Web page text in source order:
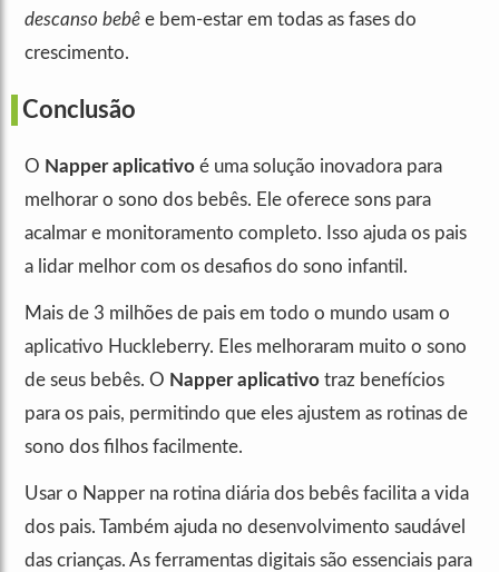
descanso bebê e bem-estar em todas as fases do
crescimento.
Conclusão
O Napper aplicativo é uma solução inovadora para
melhorar o sono dos bebês. Ele oferece sons para
acalmar e monitoramento completo. Isso ajuda os pais
a lidar melhor com os desafios do sono infantil.
Mais de 3 milhões de pais em todo o mundo usam o
aplicativo Huckleberry. Eles melhoraram muito o sono
de seus bebês. O Napper aplicativo traz benefícios
para os pais, permitindo que eles ajustem as rotinas de
sono dos filhos facilmente.
Usar o Napper na rotina diária dos bebês facilita a vida
dos pais. Também ajuda no desenvolvimento saudável
das crianças. As ferramentas digitais são essenciais para